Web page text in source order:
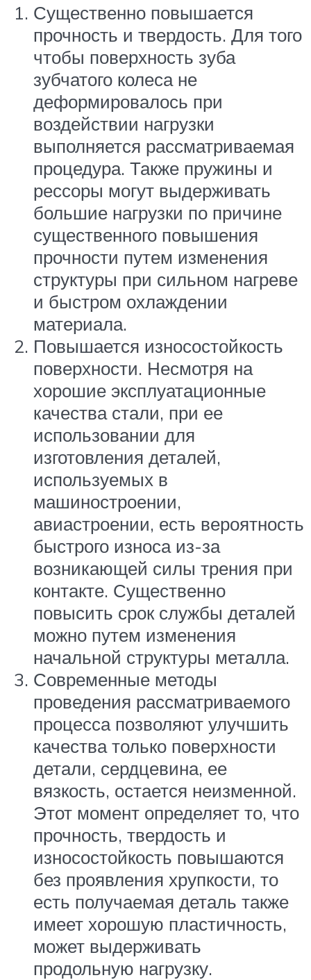
Существенно повышается
прочность и твердость. Для того
чтобы поверхность зуба
зубчатого колеса не
деформировалось при
воздействии нагрузки
выполняется рассматриваемая
процедура. Также пружины и
рессоры могут выдерживать
большие нагрузки по причине
существенного повышения
прочности путем изменения
структуры при сильном нагреве
и быстром охлаждении
материала.
Повышается износостойкость
поверхности. Несмотря на
хорошие эксплуатационные
качества стали, при ее
использовании для
изготовления деталей,
используемых в
машиностроении,
авиастроении, есть вероятность
быстрого износа из-за
возникающей силы трения при
контакте. Существенно
повысить срок службы деталей
можно путем изменения
начальной структуры металла.
Современные методы
проведения рассматриваемого
процесса позволяют улучшить
качества только поверхности
детали, сердцевина, ее
вязкость, остается неизменной.
Этот момент определяет то, что
прочность, твердость и
износостойкость повышаются
без проявления хрупкости, то
есть получаемая деталь также
имеет хорошую пластичность,
может выдерживать
продольную нагрузку.